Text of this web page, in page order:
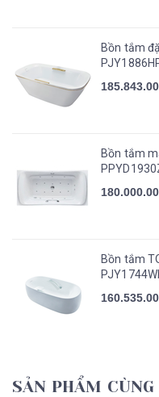
Bồn tắm
Bồn tắm
Bồn tắm
SẢN PHẨM